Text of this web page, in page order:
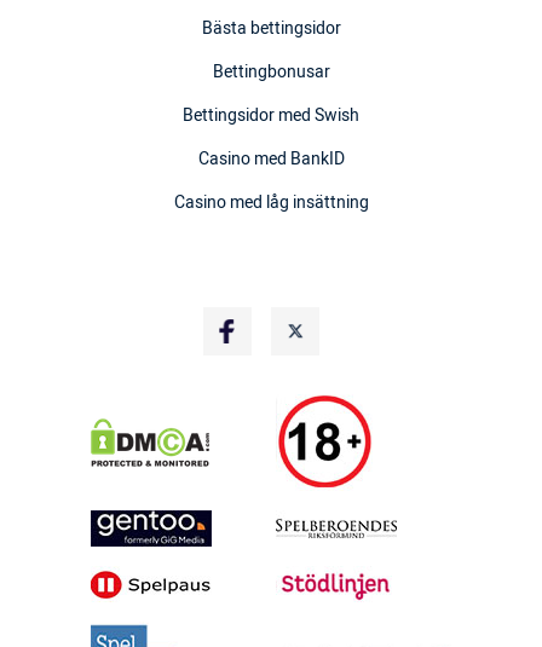
Bästa bettingsidor
Bettingbonusar
Bettingsidor med Swish
Casino med BankID
Casino med låg insättning